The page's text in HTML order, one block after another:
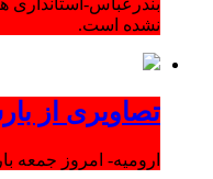
بندرعباس-
نشده است.
تصاویری از
ارومیه- امروز